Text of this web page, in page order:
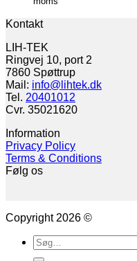
Kontakt
LIH-TEK
Ringvej 10, port 2
7860 Spøttrup
Mail: info@lihtek.dk
Tel. 20401012
Cvr. 35021620
Information
Privacy Policy
Terms & Conditions
Følg os
Copyright 2026 ©
Søg
efter: